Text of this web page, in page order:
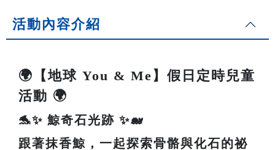
活動內容介紹
🌍【地球 You & Me】假日定時兒童
活動 🌍
🐬✨ 鯨奇石光跡 ✨🐋
跟著抹香鯨，一起探索骨骼與化石的祕